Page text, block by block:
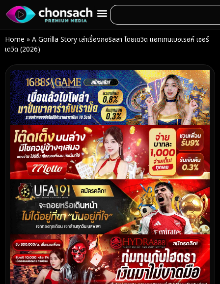
Home » A Gorilla Story เล่าเรื่องกอริลลา โดยเดวิด แอทเทนเบอเรอห์ เซอร์
เดวิด (2026)